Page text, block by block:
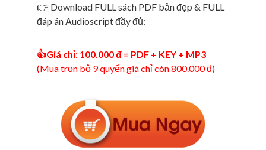
👉 Download FULL sách PDF bản đẹp & FULL
đáp án Audioscript đầy đủ:
👍Giá chỉ: 100.000 đ = PDF + KEY + MP3
(Mua trọn bộ 9 quyển giá chỉ còn 800.000 đ)